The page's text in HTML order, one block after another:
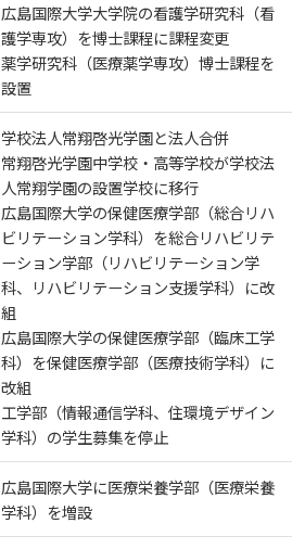
広島国際大学大学院の看護学研究科（看
護学専攻）を博士課程に課程変更
薬学研究科（医療薬学専攻）博士課程を
設置
学校法人常翔啓光学園と法人合併
常翔啓光学園中学校・高等学校が学校法
人常翔学園の設置学校に移行
広島国際大学の保健医療学部（総合リハ
ビリテーション学科）を総合リハビリテ
ーション学部（リハビリテーション学
科、リハビリテーション支援学科）に改
組
広島国際大学の保健医療学部（臨床工学
科）を保健医療学部（医療技術学科）に
改組
工学部（情報通信学科、住環境デザイン
学科）の学生募集を停止
広島国際大学に医療栄養学部（医療栄養
学科）を増設